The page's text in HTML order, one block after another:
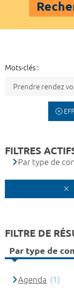
Mots-clés :
FILTRES
Par type de
FILTRE DE
Par type de
Agenda (1)